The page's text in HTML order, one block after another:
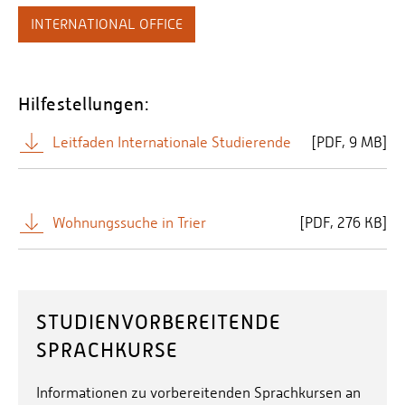
INTERNATIONAL OFFICE
Hilfestellungen:
Leitfaden Internationale Studierende [PDF 9 MB]
Wohnungssuche in Trier [PDF 276 KB]
STUDIENVORBEREITENDE
SPRACHKURSE
Informationen zu vorbereitenden Sprachkursen an